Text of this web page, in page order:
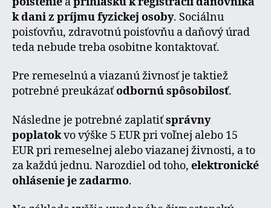
k dani z príjmu fyzickej osoby. Sociálnu
poisťovňu, zdravotnú poisťovňu a daňový úrad
teda nebude treba osobitne kontaktovať.
Pre remeselnú a viazanú živnosť je taktiež
potrebné preukázaťodbornú spôsobilosť.
Následne je potrebné zaplatiťsprávny
poplatokvo výške 5 EUR pri voľnej alebo 15
EUR pri remeselnej alebo viazanej živnosti, a to
za každú jednu. Narozdiel od toho, elektronické
ohlásenie je zadarmo.